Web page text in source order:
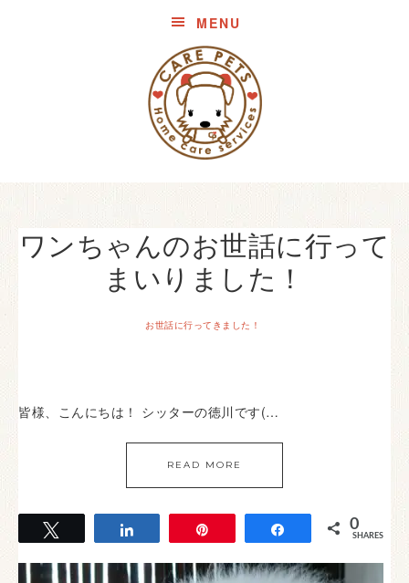
MENU
ワンちゃんのお世話に行って
まいりました！
お世話に行ってきました！
皆様、こんにちは！ シッターの徳川です(…
READ MORE
Share 0
SHARES